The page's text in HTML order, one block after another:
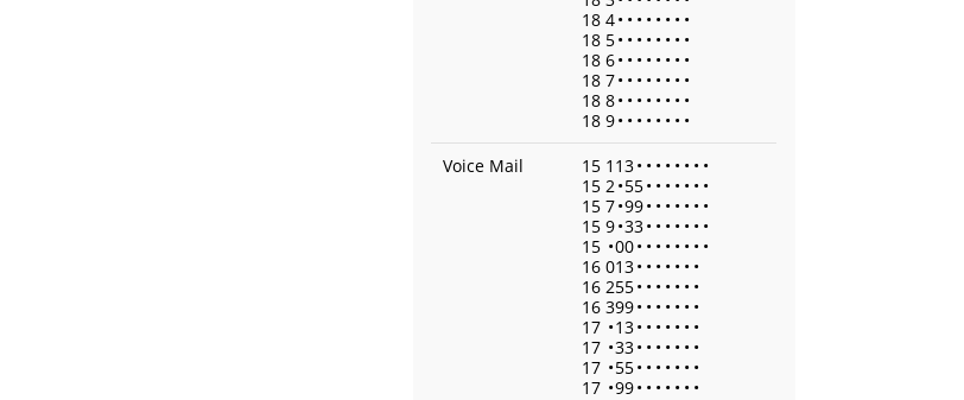
18 4• • • • • • • •
18 5• • • • • • • •
18 6• • • • • • • •
18 7• • • • • • • •
18 8• • • • • • • •
18 9• • • • • • • •
Voice Mail
15 113• • • • • • • •
15 2•55• • • • • • •
15 7•99• • • • • • •
15 9•33• • • • • • •
15 •00• • • • • • • •
16 013• • • • • • •
16 255• • • • • • •
16 399• • • • • • •
17 •13• • • • • • •
17 •33• • • • • • •
17 •55• • • • • • •
17 •99• • • • • • •